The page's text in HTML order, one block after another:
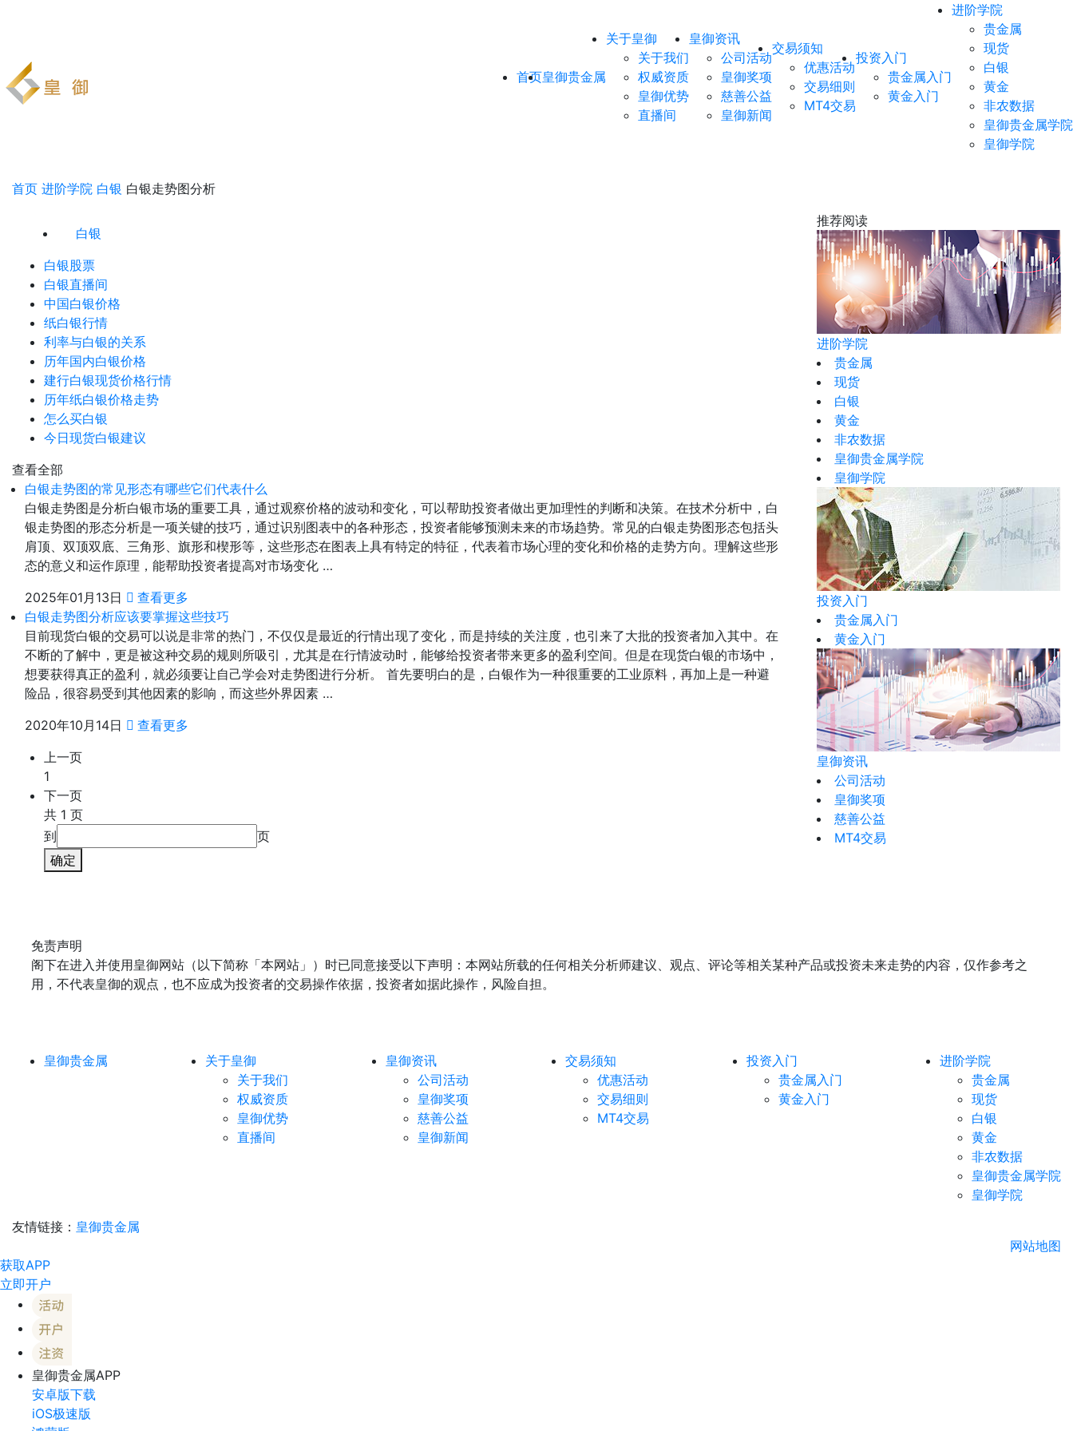
首页皇御贵金属
关于皇御
关于我们
权威资质
皇御优势
直播间
皇御资讯
公司活动
皇御奖项
慈善公益
皇御新闻
交易须知
优惠活动
交易细则
MT4交易
投资入门
贵金属入门
黄金入门
进阶学院
贵金属
现货
白银
黄金
非农数据
皇御贵金属学院
皇御学院
首页 进阶学院 白银 白银走势图分析
白银
黄金
白银股票
白银直播间
中国白银价格
纸白银行情
利率与白银的关系
历年国内白银价格
建行白银现货价格行情
历年纸白银价格走势
怎么买白银
今日现货白银建议
查看全部
白银走势图的常见形态有哪些它们代表什么
白银走势图是分析白银市场的重要工具，通过观察价格的波动和变化，可以帮助投资者做出更加理性的判断和决策。在技术分析中，白
银走势图的形态分析是一项关键的技巧，通过识别图表中的各种形态，投资者能够预测未来的市场趋势。常见的白银走势图形态包括头
肩顶、双顶双底、三角形、旗形和楔形等，这些形态在图表上具有特定的特征，代表着市场心理的变化和价格的走势方向。理解这些形
态的意义和运作原理，能帮助投资者提高对市场变化 …
2025年01月13日
查看更多
白银走势图分析应该要掌握这些技巧
目前现货白银的交易可以说是非常的热门，不仅仅是最近的行情出现了变化，而是持续的关注度，也引来了大批的投资者加入其中。在
不断的了解中，更是被这种交易的规则所吸引，尤其是在行情波动时，能够给投资者带来更多的盈利空间。但是在现货白银的市场中，
想要获得真正的盈利，就必须要让自己学会对走势图进行分析。 首先要明白的是，白银作为一种很重要的工业原料，再加上是一种避
险品，很容易受到其他因素的影响，而这些外界因素 …
2020年10月14日
查看更多
上一页
1
下一页
共 1 页
到
页
确定
推荐阅读
进阶学院
贵金属
现货
白银
黄金
非农数据
皇御贵金属学院
皇御学院
投资入门
贵金属入门
黄金入门
皇御资讯
公司活动
皇御奖项
慈善公益
MT4交易
免责声明
阁下在进入并使用皇御网站（以下简称「本网站」）时已同意接受以下声明：本网站所载的任何相关分析师建议、观点、评论等相关某种产品或投资未来走势的内容，仅作参考之
用，不代表皇御的观点，也不应成为投资者的交易操作依据，投资者如据此操作，风险自担。
皇御贵金属
关于皇御
关于我们
权威资质
皇御优势
直播间
皇御资讯
公司活动
皇御奖项
慈善公益
皇御新闻
交易须知
优惠活动
交易细则
MT4交易
投资入门
贵金属入门
黄金入门
进阶学院
贵金属
现货
白银
黄金
非农数据
皇御贵金属学院
皇御学院
友情链接： 皇御贵金属
网站地图
获取APP
立即开户
皇御贵金属APP
安卓版下载
iOS极速版